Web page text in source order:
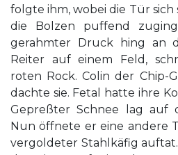
folgte ihm, wobei die Tür
die Bolzen puffend
gerahmter Druck hing an
Reiter auf einem Feld,
roten Rock. Colin der Chip-
dachte sie. Fetal hatte ihre
Gepreßter Schnee lag auf
Nun öffnete er eine andere
vergoldeter Stahlkäfig